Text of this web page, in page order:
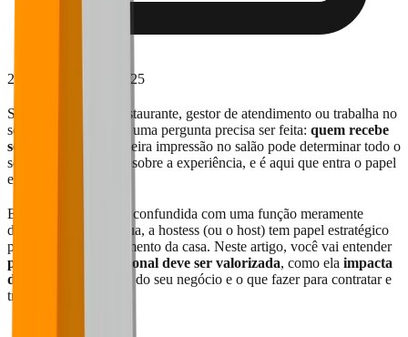
29 de setembro de 2025
Se você é dono de restaurante, gestor de atendimento ou trabalha no
setor de food service, uma pergunta precisa ser feita: quem recebe
seus clientes?
A primeira impressão no salão pode determinar todo o
sentimento do cliente sobre a experiência, e é aqui que entra o papel
essencial da
Embora muitas vezes confundida com uma função meramente
decorativa ou supérflua, a hostess (ou o host) tem papel estratégico
para o bom funcionamento da casa. Neste artigo, você vai entender
por que essa profissional deve ser valorizada, como ela impacta
diretamente no NPS
do seu negócio e o que fazer para contratar e
treinar a pessoa certa.